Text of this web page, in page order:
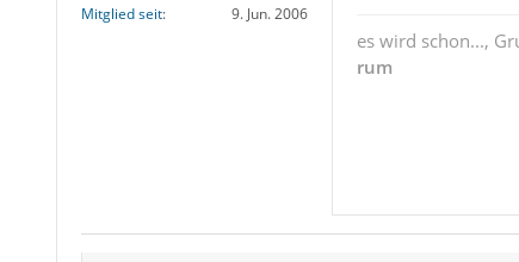
Mitglied seit
9. Jun. 2006
es wird schon...,
rum